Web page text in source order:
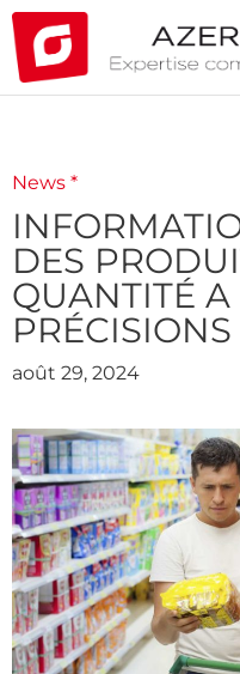
News *
DES
QUANTITÉ
août 29, 2024